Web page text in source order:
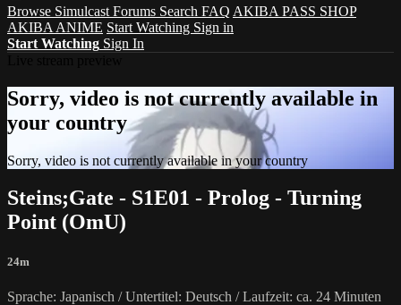
Browse Simulcast Forums Search FAQ AKIBA PASS SHOP
AKIBA ANIME Start Watching Sign in
Start Watching Sign In
Sorry, video is not currently available in
your country
Sorry, video is not currently available in your country
Steins;Gate - S1E01 - Prolog - Turning
Point (OmU)
24m
Sprache: Japanisch / Untertitel: Deutsch / Laufzeit: ca. 24 Minuten